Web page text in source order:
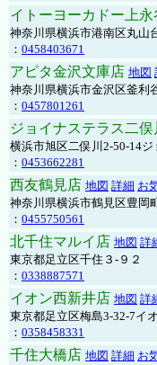
イトーヨーカドー上永
神奈川県横浜市港南区丸山
： 0458403671
アピタ金沢文庫店 地図
神奈川県横浜市金沢区釜利
： 0457801261
ジョイナステラス二俣
横浜市旭区二俣川2-50-14
： 0453662281
西友鶴見店 地図 詳細 お
神奈川県横浜市鶴見区豊岡
： 0455750561
北千住マルイ店 地図 詳
東京都足立区千住３-９２
： 0338887571
イオン西新井店 地図 詳
東京都足立区梅島3-32-7イ
： 0358458331
千住大橋店 地図 詳細 お